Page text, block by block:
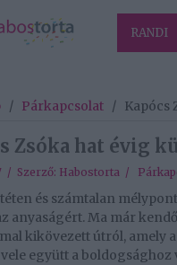
RANDI
/ Párkapcsolat / Kapócs
Zsóka hat évig
/ Szerző: Habostorta /
és számtalan
anyaságért. Ma már
kikövezett útról, amely
együtt a boldogsághoz